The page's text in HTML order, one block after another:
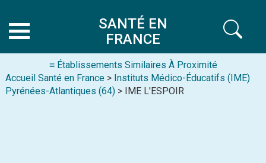
SANTÉ EN
FRANCE
≡ Établissements Similaires À Proximité
Accueil Santé en France > Instituts Médico-Éducatifs (IME)
Pyrénées-Atlantiques (64) > IME L'ESPOIR